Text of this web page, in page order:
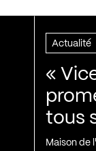
Actualité
«
tous
Maison de